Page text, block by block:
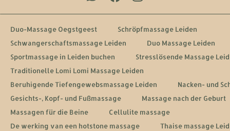
Duo-Massage Oegstgeest
Schröpfmassage Leiden
Schwangerschaftsmassage Leiden
Duo Massage Leiden
Sportmassage in Leiden buchen
Stresslösende Massage
Traditionelle Lomi Lomi Massage Leiden
Beruhigende Tiefengewebsmassage Leiden
Nacken- und
Gesichts-, Kopf- und Fußmassage
Massage nach der Geburt
Massagen für die Beine
Cellulite massage
De werking van een hotstone massage
Thaise massage